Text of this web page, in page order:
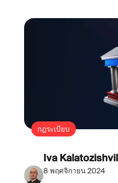
กฎระเบียบ
Iva
8 พฤศจิกายน 2024